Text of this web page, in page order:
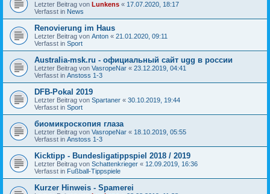
Letzter Beitrag von Lunkens « 17.07.2020, 18:17
Verfasst in News
Renovierung im Haus
Letzter Beitrag von Anton « 21.01.2020, 09:11
Verfasst in Sport
Australia-msk.ru - официальный сайт ugg в россии
Letzter Beitrag von VasropeNar « 23.12.2019, 04:41
Verfasst in Anstoss 1-3
DFB-Pokal 2019
Letzter Beitrag von Spartaner « 30.10.2019, 19:44
Verfasst in Sport
биомикроскопия глаза
Letzter Beitrag von VasropeNar « 18.10.2019, 05:55
Verfasst in Anstoss 1-3
Kicktipp - Bundesligatippspiel 2018 / 2019
Letzter Beitrag von Schattenkrieger « 12.09.2019, 16:36
Verfasst in Fußball-Tippspiele
Kurzer Hinweis - Spamerei